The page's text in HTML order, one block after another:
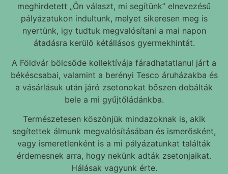
meghirdetett „Ön választ, mi segítünk” elnevezésű
pályázatukon indultunk, melyet sikeresen meg is
nyertünk, igy tudtuk megvalósítani a mai napon
átadásra kerülő kétállásos gyermekhintát.
A Földvár bölcsőde kollektívája fáradhatatlanul járt a
békéscsabai, valamint a berényi Tesco áruházakba és
a vásárlásuk után járó zsetonokat bőszen dobálták
bele a mi gyűjtőládánkba.
Természetesen köszönjük mindazoknak is, akik
segítettek álmunk megvalósításában és ismerősként,
vagy ismeretlenként is a mi pályázatunkat találták
érdemesnek arra, hogy nekünk adták zsetonjaikat.
Hálásak vagyunk érte.